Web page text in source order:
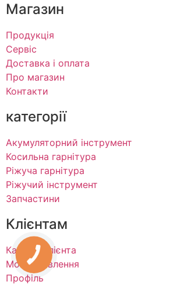
Магазин
Продукція
Сервіс
Доставка і оплата
Про магазин
Контакти
категорії
Акумуляторний інструмент
Косильна гарнітура
Ріжуча гарнітура
Ріжучий інструмент
Запчастини
Клієнтам
Кабінет клієнта
Мої замовлення
Профіль